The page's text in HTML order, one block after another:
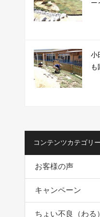
小
コンテンツカテゴリー
お客様の声
キャンペーン
ちょい不良（わる